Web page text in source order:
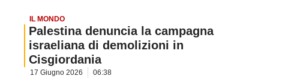
IL MONDO
Palestina denuncia la campagna
israeliana di demolizioni in
Cisgiordania
17 Giugno 2026 06:38